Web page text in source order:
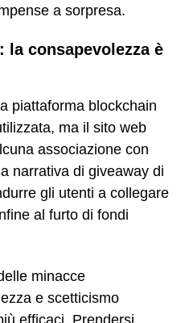
a sorpresa.
consapevolezza è
piattaforma blockchain
ma il sito web
associazione con
narrativa di giveaway di
gli utenti a collegare
al furto di fondi
minacce
e scetticismo
efficaci. Prendersi